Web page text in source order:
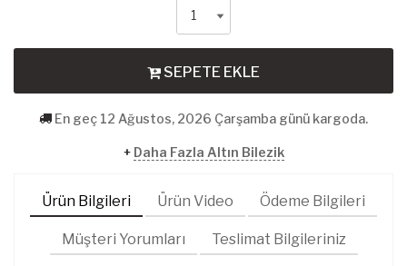
SEPETE EKLE
En geç 12 Ağustos, 2026 Çarşamba günü kargoda.
+ Daha Fazla Altın Bilezik
Ürün Bilgileri Ürün Video Ödeme Bilgileri
Müşteri Yorumları Teslimat Bilgileriniz